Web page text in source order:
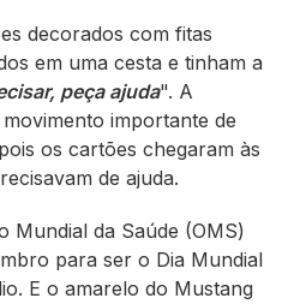
decorados com fitas
em uma cesta e tinham a
peça ajuda". A
importante de
os cartões chegaram às
de ajuda.
Mundial da Saúde (OMS)
para ser o Dia Mundial
E o amarelo do Mustang